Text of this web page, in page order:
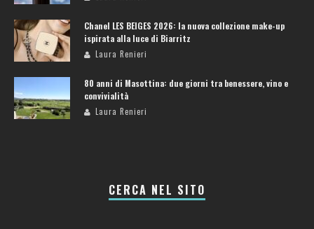
Chanel LES BEIGES 2026: la nuova collezione make-up
ispirata alla luce di Biarritz
Laura Renieri
80 anni di Masottina: due giorni tra benessere, vino e
convivialità
Laura Renieri
CERCA NEL SITO